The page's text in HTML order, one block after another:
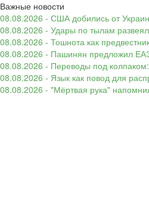
Важные новости
08.08.2026 - США добились от
08.08.2026 - Удары по тылам
08.08.2026 - Тошнота как
08.08.2026 - Пашинян предложил
08.08.2026 - Переводы под
08.08.2026 - Язык как повод для
08.08.2026 - "Мёртвая рука"